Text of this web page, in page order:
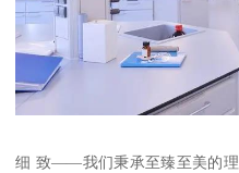
细 致——我们秉承至臻至美的理